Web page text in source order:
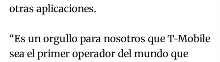
otras aplicaciones.
“Es un orgullo para nosotros que T-Mobile
sea el primer operador del mundo que